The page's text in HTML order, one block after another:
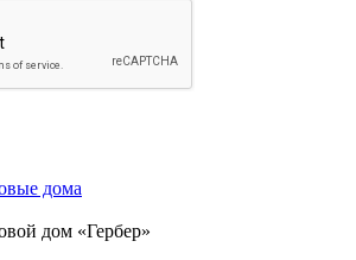
дома
дом «Гербер»